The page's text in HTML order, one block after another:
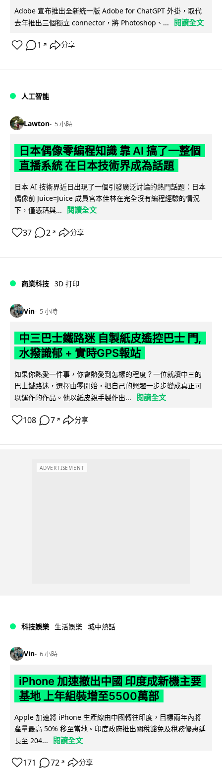
Adobe 宣布推出全新統一版 Adobe for ChatGPT 外掛，取代
去年推出三個獨立 connector，將 Photoshop、...
閱讀全文
1 ↗ 分享
人工智能
Lawton 5 小時
日本偶像零編程知識 靠 AI 搞了一整個
直播系統 在日本技術界成為話題
日本 AI 技術界近日出現了一個引發廣泛討論的熱門話題：日本
偶像前 Juice=Juice 成員宮本佳林在完全沒有編程經驗的情況
下，僅憑藉與...
閱讀全文
37 2 ↗ 分享
商業科技 3D 打印
Vin 5 小時
中三巴士鐵路迷 自製紙皮遙控巴士 門,
水撥識郁 + 實時GPS報站
如果你熱愛一件事，你會熱愛到怎樣的程度？一位就讀中三的
巴士鐵路迷，選擇由零開始，把自己的興趣一步步變成真正可
以運作的作品。他以紙皮親手製作出...
閱讀全文
108 7 ↗ 分享
ADVERTISEMENT
科技娛樂 生活娛樂 城中熱話
Vin 6 小時
iPhone 加速撤出中國 印度成新機主要
基地 上年組裝增至5500萬部
Apple 加速將 iPhone 生產線由中國轉往印度，目標兩年內將
產量最高 50% 移至當地。印度政府推出關稅豁免及稅務優惠延
長至 204...
閱讀全文
171 72 ↗ 分享